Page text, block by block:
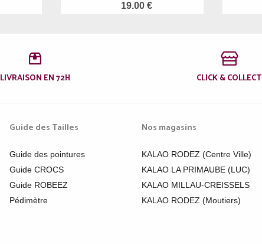
19.00 €
LIVRAISON EN 72H CLICK & COLLECT
Guide des Tailles
Guide des pointures
Guide CROCS
Guide ROBEEZ
Pédimètre
Nos magasins
KALAO RODEZ (Centre Ville)
KALAO LA PRIMAUBE (LUC)
KALAO MILLAU-CREISSELS
KALAO RODEZ (Moutiers)